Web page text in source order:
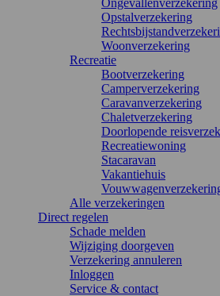
Ongevallenverzekering
Opstalverzekering
Woonverzekering
Recreatie
Bootverzekering
Camperverzekering
Caravanverzekering
Chaletverzekering
Doorlopende
Recreatiewoning
Stacaravan
Vakantiehuis
Alle verzekeringen
Direct regelen
Schade melden
Wijziging doorgeven
Verzekering annuleren
Inloggen
Service & contact